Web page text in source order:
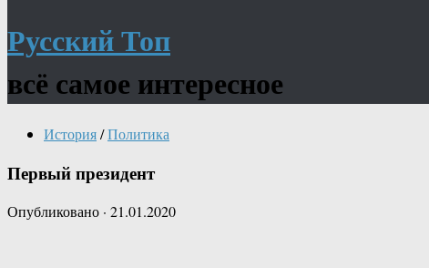
Русский Топ
всё самое интересное
История/Политика
Первый президент
Опубликовано · 21.01.2020